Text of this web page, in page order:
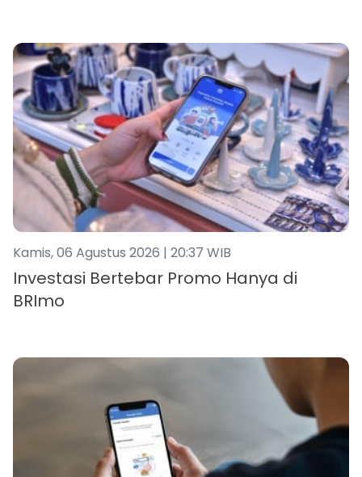
Kamis, 06 Agustus 2026 | 20:37 WIB
Investasi Bertebar Promo Hanya di
BRImo